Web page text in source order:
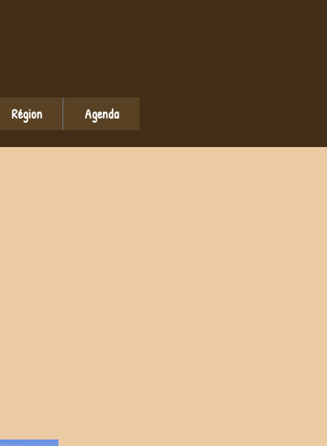
Région Agenda